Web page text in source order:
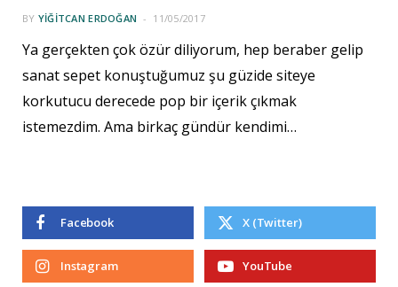
BY YIĞITCAN ERDOĞAN 11/05/2017
Ya gerçekten çok özür diliyorum, hep beraber gelip
sanat sepet konuştuğumuz şu güzide siteye
korkutucu derecede pop bir içerik çıkmak
istemezdim. Ama birkaç gündür kendimi…
Facebook X (Twitter)
Instagram YouTube